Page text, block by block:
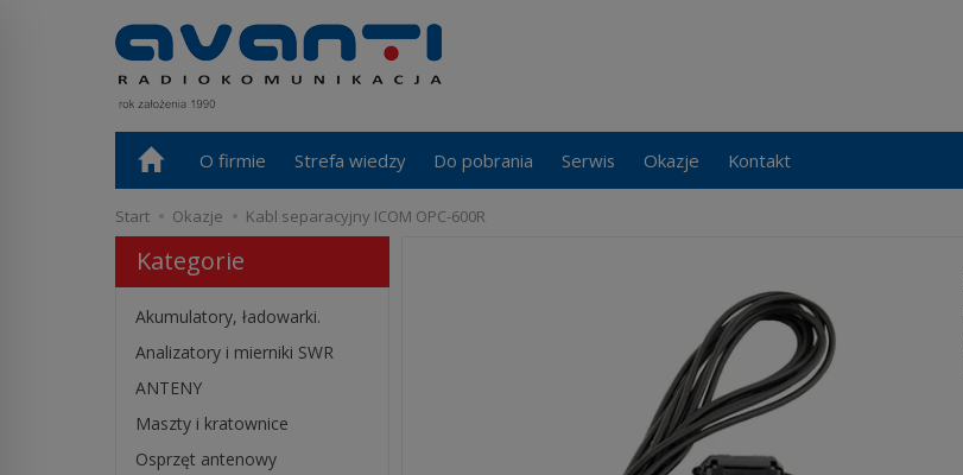
O firmie Strefa wiedzy Do pobrania Serwis Okazje Kontakt
Start Okazje Kabl separacyjny ICOM OPC-600R
Kategorie
Akumulatory, ładowarki.
Analizatory i mierniki SWR
ANTENY
Maszty i kratownice
Osprzęt antenowy